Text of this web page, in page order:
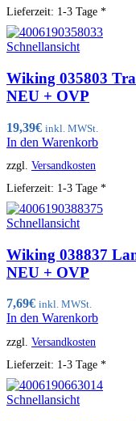
Lieferzeit: 1-3 Tage *
Schnellansicht
Wiking 035803
NEU + OVP
19,39€ inkl. MWSt.
In den Warenkorb
zzgl. Versandkosten
Lieferzeit: 1-3 Tage *
Schnellansicht
Wiking 038837
NEU + OVP
7,69€ inkl. MWSt.
In den Warenkorb
zzgl. Versandkosten
Lieferzeit: 1-3 Tage *
Schnellansicht